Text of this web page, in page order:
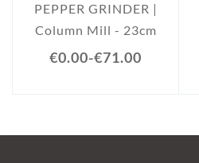
PEPPER GRINDER |
Column Mill - 23cm
€0.00-€71.00